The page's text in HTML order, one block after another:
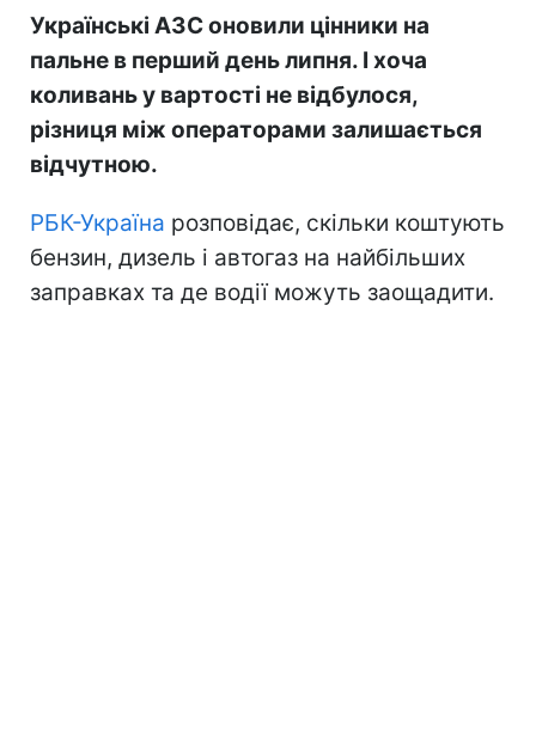
Українські АЗС оновили цінники на
пальне в перший день липня. І хоча
коливань у вартості не відбулося,
різниця між операторами залишається
відчутною.
РБК-Україна розповідає, скільки коштують
бензин, дизель і автогаз на найбільших
заправках та де водії можуть заощадити.